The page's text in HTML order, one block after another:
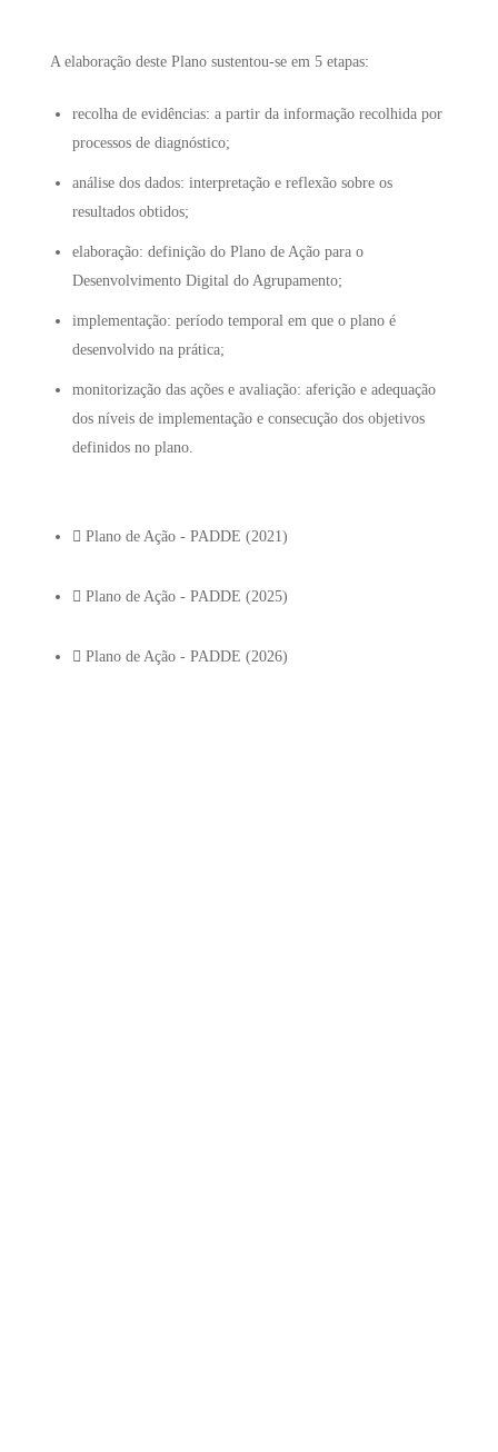
A elaboração deste Plano sustentou-se em 5 etapas:
recolha de evidências: a partir da informação recolhida por
processos de diagnóstico;
análise dos dados: interpretação e reflexão sobre os
resultados obtidos;
elaboração: definição do Plano de Ação para o
Desenvolvimento Digital do Agrupamento;
implementação: período temporal em que o plano é
desenvolvido na prática;
monitorização das ações e avaliação: aferição e adequação
dos níveis de implementação e consecução dos objetivos
definidos no plano.
Plano de Ação - PADDE (2021)
Plano de Ação - PADDE (2025)
Plano de Ação - PADDE (2026)